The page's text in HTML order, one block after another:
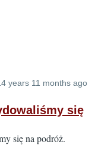
years 11 months ago
się
się na podróż.